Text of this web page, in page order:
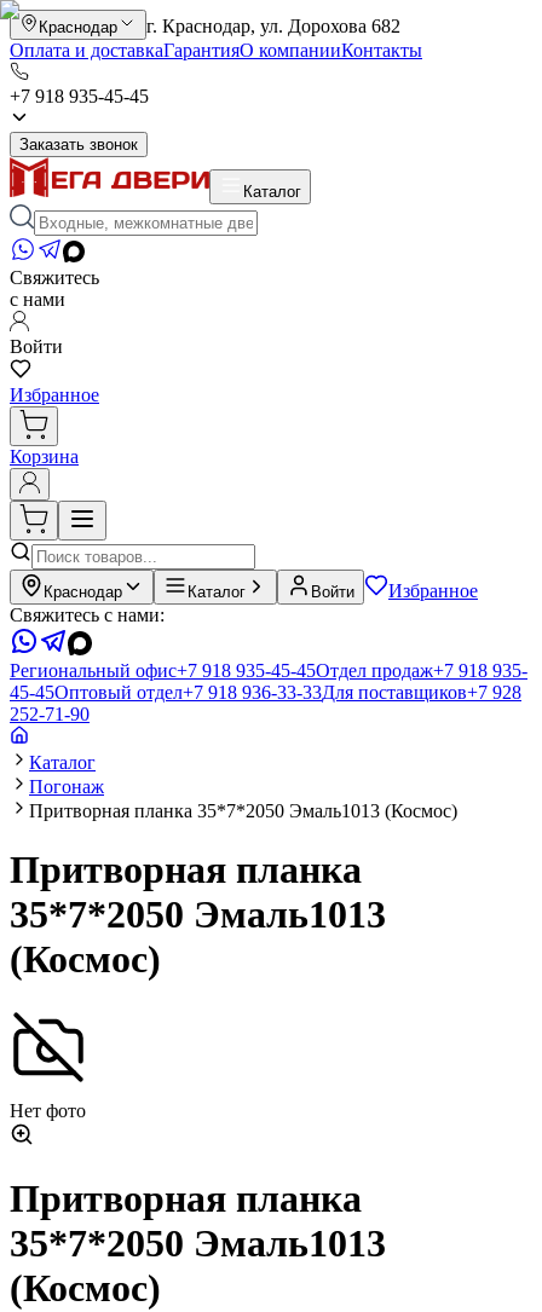
Краснодар
г. Краснодар, ул. Дорохова 682
Оплата и доставкаГарантияО компанииКонтакты
+7 918 935-45-45
Заказать звонок
Каталог
Свяжитесь
с нами
Войти
Избранное
Корзина
Краснодар Каталог Войти
Избранное
Свяжитесь с нами:
Региональный офис+7 918 935-45-45Отдел продаж+7 918 935-
45-45Оптовый отдел+7 918 936-33-33Для поставщиков+7 928
252-71-90
Каталог
Погонаж
Притворная планка 35*7*2050 Эмаль1013 (Космос)
Притворная планка
35*7*2050 Эмаль1013
(Космос)
Нет фото
Притворная планка
35*7*2050 Эмаль1013
(Космос)